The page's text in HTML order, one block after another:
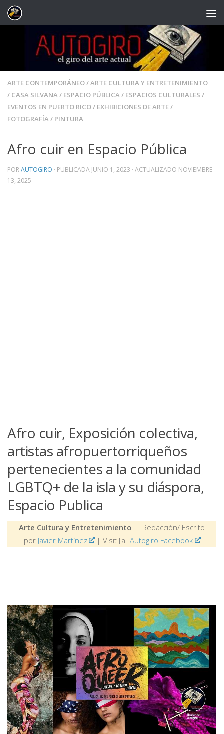
Saltar al contenido
ARTE CONTEMPORÁNEO/ARTE CULTURA Y ENTRETENIMIENTO
/ CASA SILVANA/ ESPACIO PÚBLICA/ ESPACIOS CULTURALES /
EVENTOS EN PUERTO RICO/ EXHIBICIONES DE ARTE/
FOTOGRAFÍA/ PINTURA
Afro cuir en Espacio Pública
PORAUTOGIRO · PUBLICADA JUNIO 1, 2023 · ACTUALIZADO NOVIEMBRE
13, 2025
Afro cuir, Exposición colectiva,
artistas afropuertorriqueños
pertenecientes a la comunidad
LGBTQ+ de la isla y su diáspora,
Espacio Publica
Arte Cultura y Entretenimiento | Redacción/ Escrito
por Javier Martínez | Visit [a] Autogiro Facebook